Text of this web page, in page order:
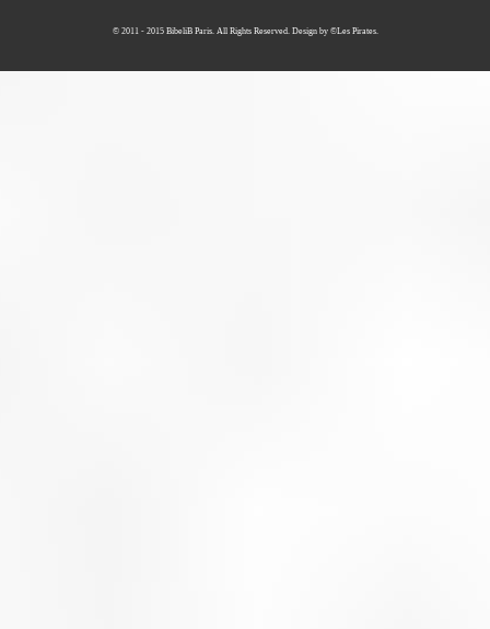
© 2011 - 2015 BibeliB Paris. All Rights Reserved. Design by ©Les Pirates.